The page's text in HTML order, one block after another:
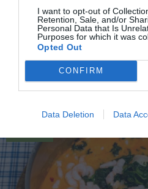
I want to opt-out of
Retention, Sale, and/or
Personal Data that Is
Purposes for which it was
Opted Out
CONFIRM
Data Deletion Data
Kycklingspett med ajvar
Kycklingspett med ajvar
tillbehör. Kycklingfilé
marinad av...